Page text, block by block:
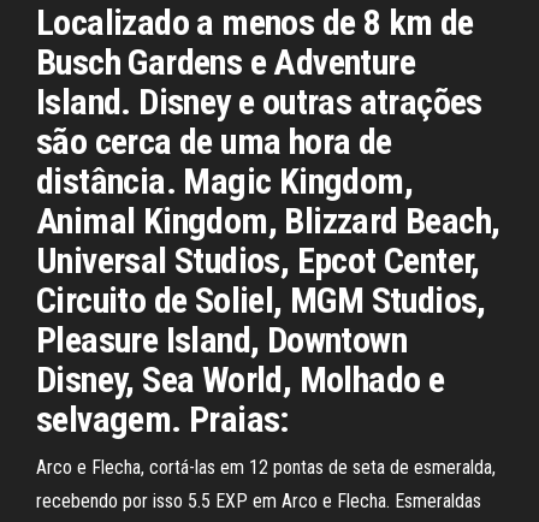
Localizado a menos de 8 km de
Busch Gardens e Adventure
Island. Disney e outras atrações
são cerca de uma hora de
distância. Magic Kingdom,
Animal Kingdom, Blizzard Beach,
Universal Studios, Epcot Center,
Circuito de Soliel, MGM Studios,
Pleasure Island, Downtown
Disney, Sea World, Molhado e
selvagem. Praias:
Arco e Flecha, cortá-las em 12 pontas de seta de esmeralda,
recebendo por isso 5.5 EXP em Arco e Flecha. Esmeraldas